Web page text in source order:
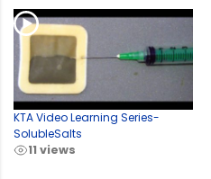
KTA Video Learning Series-
SolubleSalts
11 views